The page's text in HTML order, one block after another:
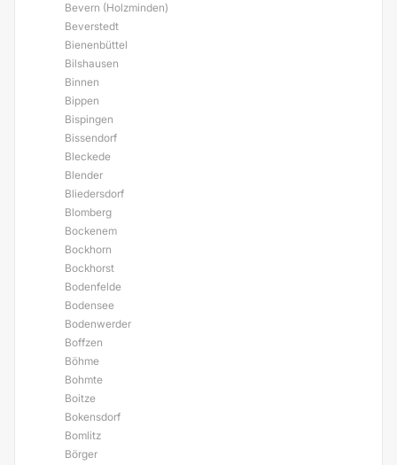
Bevern (Holzminden)
Beverstedt
Bienenbüttel
Bilshausen
Binnen
Bippen
Bispingen
Bissendorf
Bleckede
Blender
Bliedersdorf
Blomberg
Bockenem
Bockhorn
Bockhorst
Bodenfelde
Bodensee
Bodenwerder
Boffzen
Böhme
Bohmte
Boitze
Bokensdorf
Bomlitz
Börger